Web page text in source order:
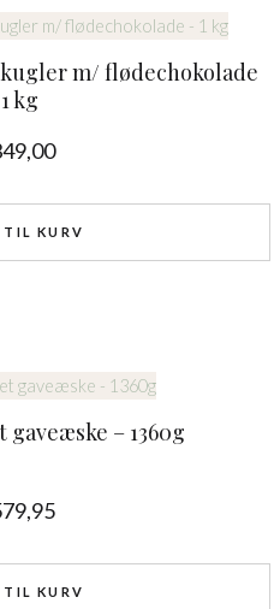
m/ flødechokolade
kg
KURV
– 1360g
KURV